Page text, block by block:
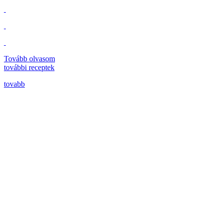
Tovább olvasom
további receptek
tovabb